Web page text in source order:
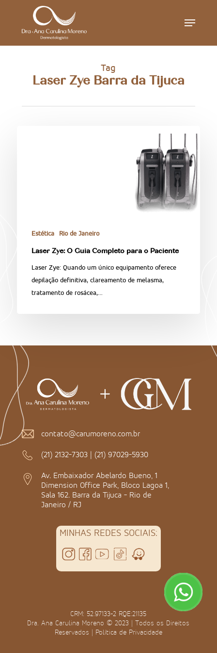
Menu
Tag
Laser Zye Barra da Tijuca
Estética Rio de Janeiro
Laser Zye: O Guia Completo para o Paciente
Laser Zye: Quando um único equipamento oferece
depilação definitiva, clareamento de melasma,
tratamento de rosácea,…
contato@carumoreno.com.br
(21) 2132-7303 | (21) 97029-5930
Av. Embaixador Abelardo Bueno, 1
Dimension Office Park, Bloco Lagoa 1,
Sala 162. Barra da Tijuca - Rio de
Janeiro / RJ
MINHAS REDES SOCIAIS:
CRM: 52.97133-2 RQE:21135
Dra. Ana Carulina Moreno © 2023 | Todos os Direitos
Reservados | Política de Privacidade